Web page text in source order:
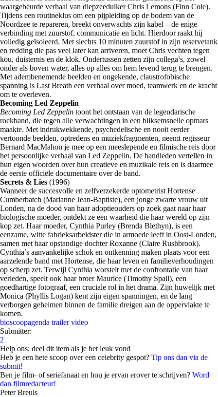
waargebeurde verhaal van diepzeeduiker Chris Lemons (Finn Cole).
Tijdens een routineklus om een pijpleiding op de bodem van de
Noordzee te repareren, breekt onverwachts zijn kabel – de enige
verbinding met zuurstof, communicatie en licht. Hierdoor raakt hij
volledig geïsoleerd. Met slechts 10 minuten zuurstof in zijn reservetank
en redding die pas veel later kan arriveren, moet Chris vechten tegen
kou, duisternis en de klok. Ondertussen zetten zijn collega’s, zowel
onder als boven water, alles op alles om hem levend terug te brengen.
Met adembenemende beelden en ongekende, claustrofobische
spanning is Last Breath een verhaal over moed, teamwerk en de kracht
om te overleven.
Becoming Led Zeppelin
Becoming Led Zeppelin toont het ontstaan van de legendarische
rockband, die tegen alle verwachtingen in een bliksemsnelle opmars
maakte. Met indrukwekkende, psychedelische en nooit eerder
vertoonde beelden, optredens en muziekfragmenten, neemt regisseur
Bernard MacMahon je mee op een meeslepende en filmische reis door
het persoonlijke verhaal van Led Zeppelin. De bandleden vertellen in
hun eigen woorden over hun creatieve en muzikale reis en is daarmee
de eerste officiële documentaire over de band.
Secrets & Lies (1996)
Wanneer de succesvolle en zelfverzekerde optometrist Hortense
Cumberbatch (Marianne Jean-Baptiste), een jonge zwarte vrouw uit
Londen, na de dood van haar adoptieouders op zoek gaat naar haar
biologische moeder, ontdekt ze een waarheid die haar wereld op zijn
kop zet. Haar moeder, Cynthia Purley (Brenda Blethyn), is een
eenzame, witte fabrieksarbeidster die in armoede leeft in Oost-Londen,
samen met haar opstandige dochter Roxanne (Claire Rushbrook).
Cynthia’s aanvankelijke schok en ontkenning maken plaats voor een
aarzelende band met Hortense, die haar leven en familieverhoudingen
op scherp zet. Terwijl Cynthia worstelt met de confrontatie van haar
verleden, speelt ook haar broer Maurice (Timothy Spall), een
goedhartige fotograaf, een cruciale rol in het drama. Zijn huwelijk met
Monica (Phyllis Logan) kent zijn eigen spanningen, en de lang
verborgen geheimen binnen de familie dreigen aan de oppervlakte te
komen.
bioscoopagenda trailer video
Submitter:
2
Help ons; deel dit item als je het leuk vond
Heb je een hete scoop over een celebrity gespot? Tip ons dan via de
submit!
Ben je film- of seriefanaat en hou je ervan erover te schrijven? Word
dan filmredacteur!
Peter Breuls